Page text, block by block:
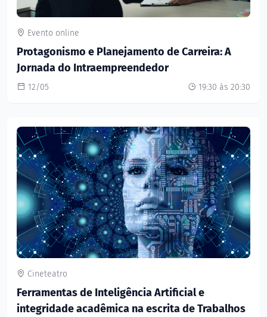
Evento online
Protagonismo e Planejamento de Carreira: A
Jornada do Intraempreendedor
12/05 19:30 às 20:30
Cineteatro
Ferramentas de Inteligência Artificial e
integridade acadêmica na escrita de Trabalhos